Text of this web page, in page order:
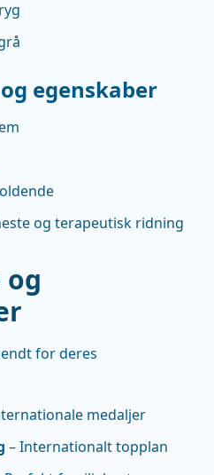
egenskaber
og terapeutisk ridning
og
for deres
medaljer
– Internationalt topplan